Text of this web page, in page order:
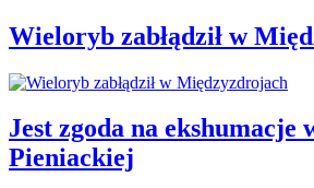
Wieloryb zabłądził w
Jest zgoda na ekshumacje
Pieniackiej